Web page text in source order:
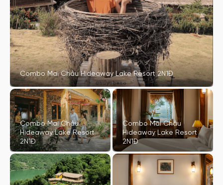
Combo Mai Châu Hideaway Lake Resort 2N1Đ
Combo Mai Châu
Hideaway Lake Resort
2N1Đ
Combo Mai Châu
Hideaway Lake Resort
2N1Đ